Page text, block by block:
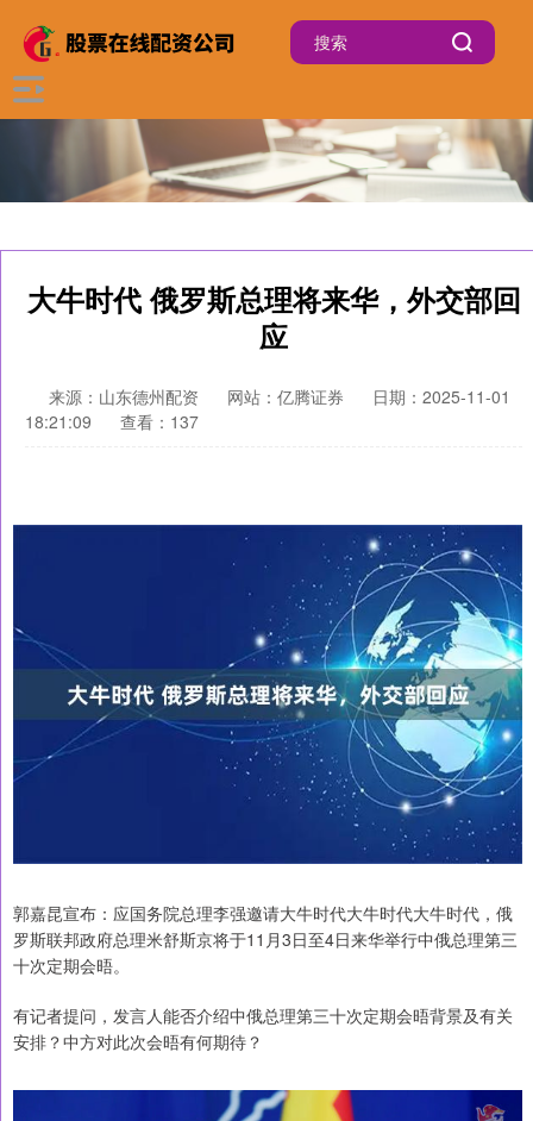
大牛时代 俄罗斯总理将来华，外交部回
应
来源：山东德州配资 网站：亿腾证券
日期：2025-11-01
18:21:09
查看：137
郭嘉昆宣布：应国务院总理李强邀请大牛时代大牛时代大牛时代，俄
罗斯联邦政府总理米舒斯京将于11月3日至4日来华举行中俄总理第三
十次定期会晤。
有记者提问，发言人能否介绍中俄总理第三十次定期会晤背景及有关
安排？中方对此次会晤有何期待？